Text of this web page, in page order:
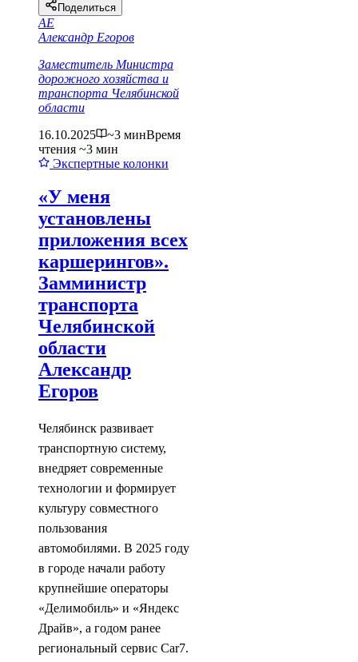
Поделиться
АЕ
Александр Егоров
Заместитель Министра
дорожного хозяйства и
транспорта Челябинской
области
16.10.2025
~3 минВремя
чтения ~3 мин
Экспертные колонки
«У меня
установлены
приложения всех
каршерингов».
Замминистр
транспорта
Челябинской
области
Александр
Егоров
Челябинск развивает
транспортную систему,
внедряет современные
технологии и формирует
культуру совместного
пользования
автомобилями. В 2025 году
в городе начали работу
крупнейшие операторы
«Делимобиль» и «Яндекс
Драйв», а годом ранее
региональный сервис Car7.